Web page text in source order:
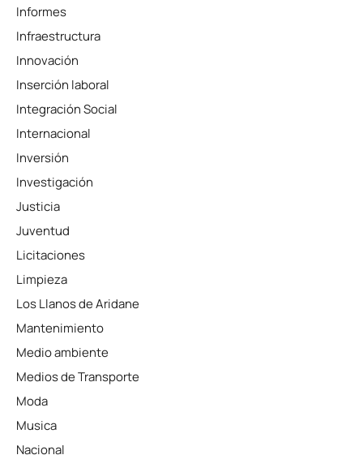
Informes
Infraestructura
Innovación
Inserción laboral
Integración Social
Internacional
Inversión
Investigación
Justicia
Juventud
Licitaciones
Limpieza
Los Llanos de Aridane
Mantenimiento
Medio ambiente
Medios de Transporte
Moda
Musica
Nacional